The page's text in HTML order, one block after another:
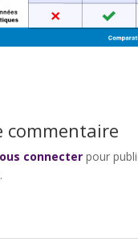
commentaire
connecterpour